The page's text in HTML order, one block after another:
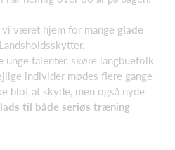
vi været hjem for mange glade
unge talenter, skøre langbuefolk
individer mødes flere gange
blot at skyde, men også nyde
til både seriøs træning